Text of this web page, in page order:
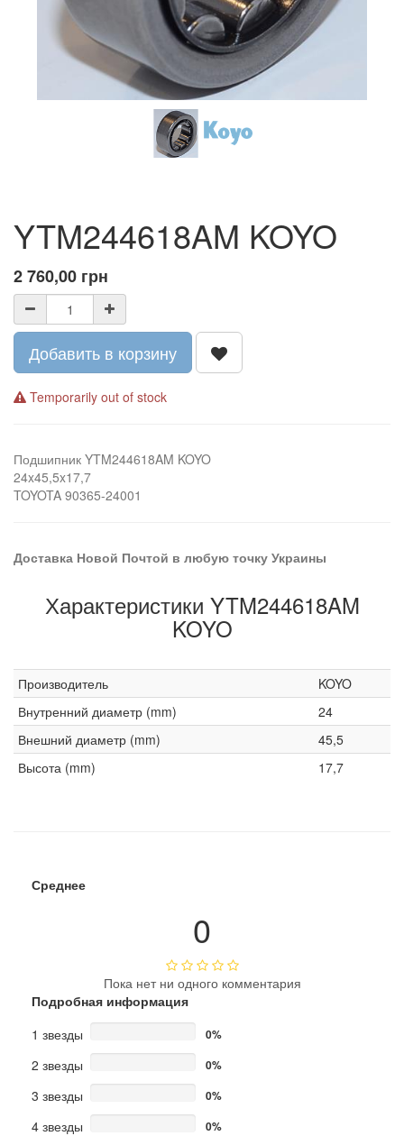
YTM244618AM KOYO
2 760,00 грн
Добавить в корзину
Temporarily out of stock
Подшипник YTM244618AM KOYO
24x45,5x17,7
TOYOTA 90365-24001
Доставка Новой Почтой в любую точку Украины
Характеристики YTM244618AM
KOYO
Производитель
KOYO
Внутренний диаметр (mm)
24
Внешний диаметр (mm)
45,5
Высота (mm)
17,7
Среднее
0
Пока нет ни одного комментария
Подробная информация
1 звезды
0%
2 звезды 0%
3 звезды 0%
4 звезды 0%